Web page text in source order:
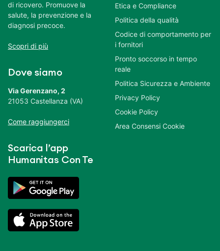
di ricovero. Promuove la
salute, la prevenzione e la
diagnosi precoce.
Scopri di più
Dove siamo
Via Gerenzano, 2
21053 Castellanza (VA)
Come raggiungerci
Scarica l’app
Humanitas Con Te
Etica e Compliance
Politica della qualità
Codice di comportamento per
i fornitori
Pronto soccorso in tempo
reale
Politica Sicurezza e Ambiente
Privacy Policy
Cookie Policy
Area Consensi Cookie